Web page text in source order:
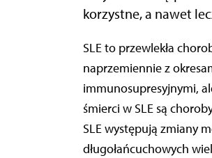
korzystne, a nawet
SLE to przewlekła choroba autoimmunologiczna o nieprzewidywalnym przebiegu,
naprzemiennie z
immunosupresyjnymi,
śmierci w SLE są
SLE występują zmiany
długołańcuchowych